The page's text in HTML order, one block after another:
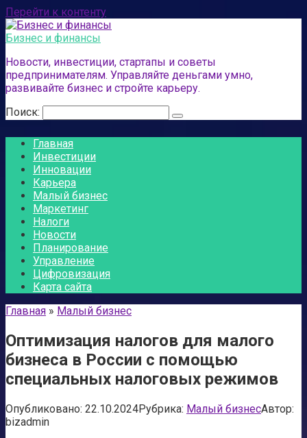
Перейти к контенту
Бизнес и финансы
Новости, инвестиции, стартапы и советы
предпринимателям. Управляйте деньгами умно,
развивайте бизнес и стройте карьеру.
Поиск:
Главная
Инвестиции
Инновации
Карьера
Малый бизнес
Маркетинг
Налоги
Новости
Планирование
Управление
Цифровизация
Карта сайта
Главная » Малый бизнес
Оптимизация налогов для малого
бизнеса в России с помощью
специальных налоговых режимов
Опубликовано: 22.10.2024Рубрика: Малый бизнесАвтор:
bizadmin